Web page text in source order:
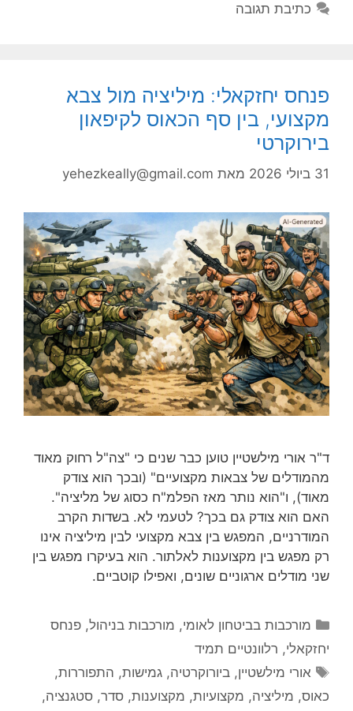
כתיבת תגובה
פנחס יחזקאלי: מיליציה מול צבא
מקצועי, בין סף הכאוס לקיפאון
בירוקרטי
31 ביולי 2026 מאת yehezkeally@gmail.com
ד"ר אורי מילשטיין טוען כבר שנים כי "צה"ל רחוק מאוד
מהמודלים של צבאות מקצועיים" (ובכך הוא צודק
מאוד), ו"הוא נותר מאז הפלמ"ח כסוג של מליציה".
האם הוא צודק גם בכך? לטעמי לא. בשדות הקרב
המודרניים, המפגש בין צבא מקצועי לבין מיליציה אינו
רק מפגש בין מקצוענות לאלתור. הוא בעיקרו מפגש בין
שני מודלים ארגוניים שונים, ואפילו קוטביים.
קטגוריות
מורכבות בביטחון לאומי, מורכבות בניהול,פנחס
יחזקאלי, רלוונטיים תמיד
תגיות
אורי מילשטיין,ביורוקרטיה,גמישות, התפוררות,
כאוס, מיליציה, מקצועיות, מקצוענות, סדר, סטגנציה,